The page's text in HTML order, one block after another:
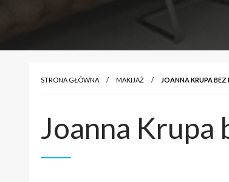
STRONA GŁÓWNA MAKIJAŻ JOANNA KRUPA
Joanna Krupa